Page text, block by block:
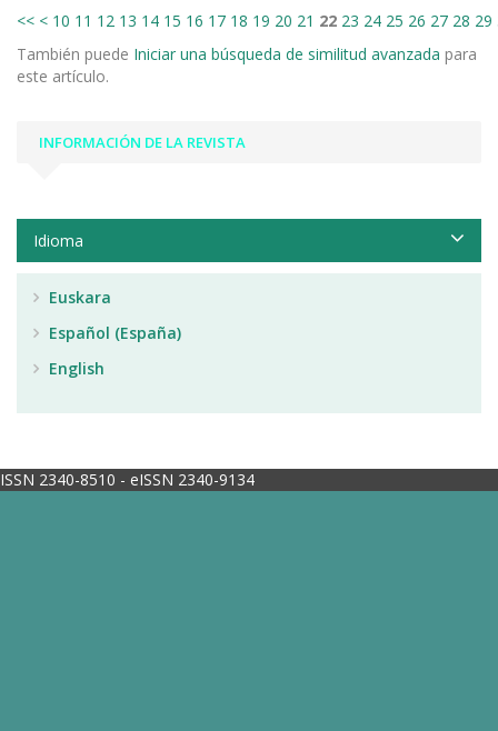
<< < 10 11 12 13 14 15 16 17 18 19 20 21 22 23 24 25 26 27 28 29
También puede Iniciar una búsqueda de similitud avanzada para
este artículo.
INFORMACIÓN DE LA REVISTA
Idioma
Euskara
Español (España)
English
ISSN 2340-8510 - eISSN 2340-9134